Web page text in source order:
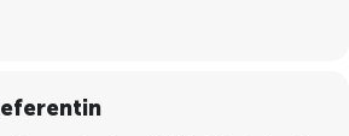
du:
dazu animierst, dich zu unterstützen.